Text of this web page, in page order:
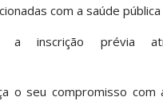
com a saúde pública
inscrição prévia
o seu compromisso